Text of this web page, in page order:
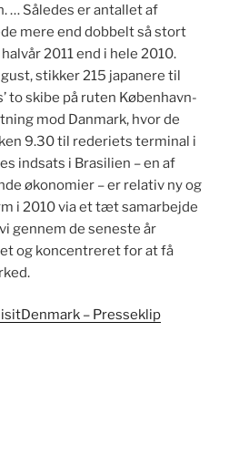
… Således er antallet af
mere end dobbelt så stort
2011 end i hele 2010.
stikker 215 japanere til
to skibe på ruten København-
mod Danmark, hvor de
9.30 til rederiets terminal i
indsats i Brasilien – en af
økonomier – er relativ ny og
i 2010 via et tæt samarbejde
gennem de seneste år
og koncentreret for at få
– Presseklip